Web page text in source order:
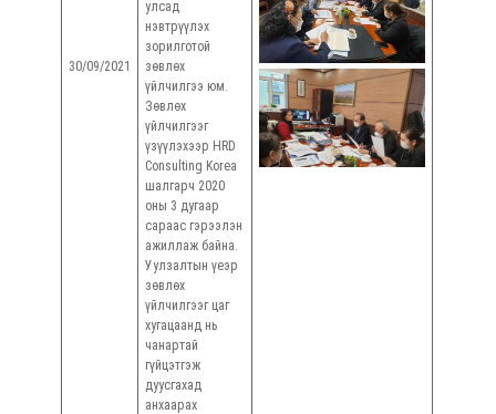
30/09/2021
улсад
нэвтрүүлэх
зорилготой
зөвлөх
үйлчилгээ юм.
Зөвлөх
үйлчилгээг
үзүүлэхээр HRD
Consulting Korea
шалгарч 2020
оны 3 дугаар
сараас гэрээлэн
ажиллаж байна.
Уулзалтын үеэр
зөвлөх
үйлчилгээг цаг
хугацаанд нь
чанартай
гүйцэтгэж
дуусгахад
анхаарах